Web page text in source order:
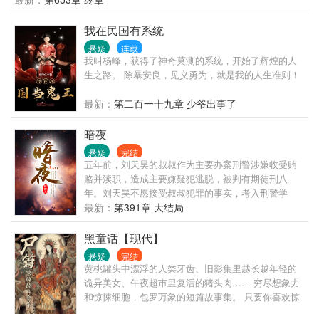
演化分身，塑造傀儡，操控众生。 操控百诡，举世无
敌。
我在民国有系统
悬疑 连载
我叫杨峰，获得了神奇莫测的系统，开始了辉煌的人
生之路。 除暴安良，见义勇为，就是我的人生准则！
最新： 第二百一十九章 少爷出事了
暗夜
悬疑 完结
五年前，刘天昊的叔叔作为主要办案刑警涉嫌收受贿
赂并渎职，造成主要嫌疑犯逃脱，被判有期徒刑八
年。刘天昊不愿接受叔叔犯罪的事实，考入刑警学
院，欲调查五号案件为叔叔洗清冤屈，毕业后毅然回
到老家省城刑警大队任职，跟随老刑警队长韩忠义学
习破案技巧，利用所学首战告捷，连环虐杀案三天告
破，被媒体誉为现代福尔摩斯。韩忠义调离后，奉命
成立刑侦五队，专门负责超级疑难案件。在探案过程
中，他认识到在一桩桩离奇案件的背后并非高明的作
案手法，而是隐藏在内心深处难以揣摩的人性以及令
人唏嘘的真相。当他历尽艰险终于触及到五号案件真
最新： 第391章 大结局
黑童话【现代】
悬疑 完结
黄桃罐头中漂浮的人类牙齿、旧影集里越长越年轻的
诡异美女、午夜超市里复活的猪头肉…… 穷尽想象力
和惊悚细胞，包罗万象的短篇故事集。 只要你喜欢惊